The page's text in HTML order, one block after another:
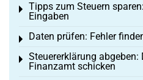
Tipps zum Steuern
Eingaben
Toggle menu
Daten prüfen: Fehler
Toggle menu
Steuererklärung abgeben:
Finanzamt schicken
Toggle menu